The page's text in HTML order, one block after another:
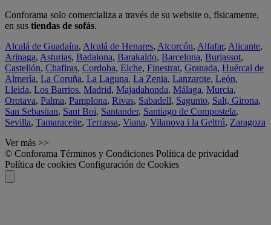
Conforama solo comercializa a través de su website o, físicamente,
en sus tiendas de sofás.
Alcalá de Guadaíra, Alcalá de Henares, Alcorcón, Alfafar, Alicante,
Arinaga, Asturias, Badalona, Barakaldo, Barcelona, Burjassot,
Castellón, Chafiras, Cordoba, Elche, Finestrat, Granada, Huércal de
Almería, La Coruña, La Laguna, La Zenia, Lanzarote, León,
Lleida, Los Barrios, Madrid, Majadahonda, Málaga, Murcia,
Orotava, Palma, Pamplona, Rivas, Sabadell, Sagunto, Salt, Girona,
San Sebastian, Sant Boi, Santander, Santiago de Compostela,
Sevilla, Tamaraceite, Terrassa, Viana, Vilanova i la Geltrú, Zaragoza
Ver más >>
© Conforama Términos y Condiciones Política de privacidad
Política de cookies Configuración de Cookies